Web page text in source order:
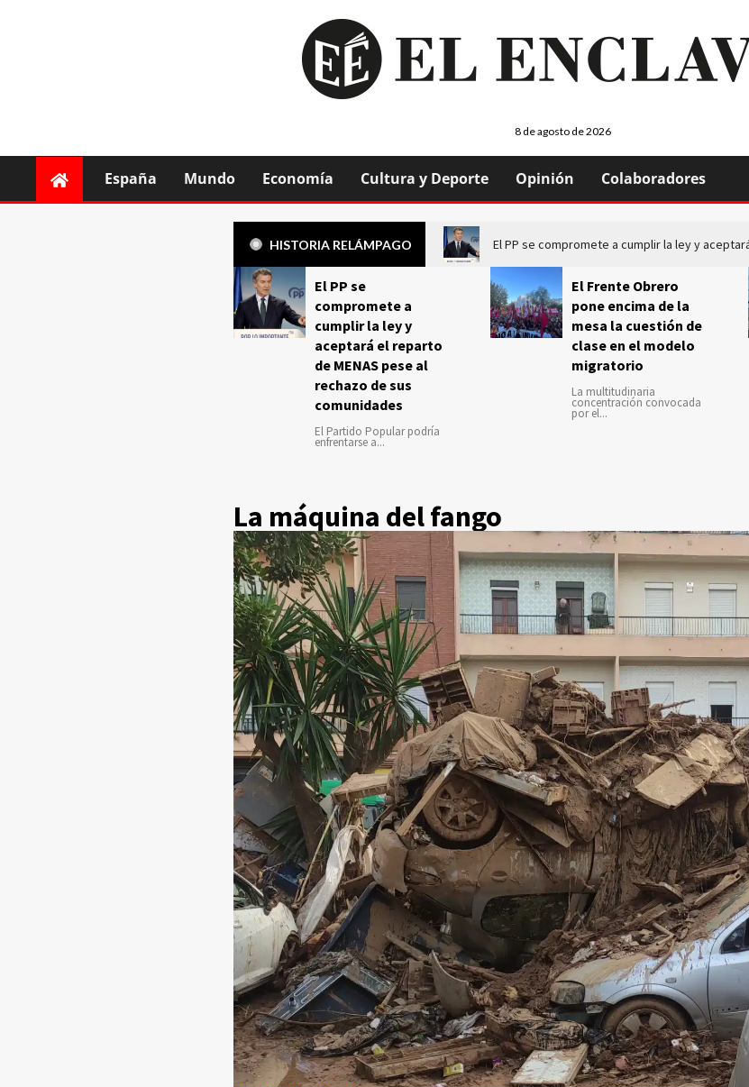
8 de agosto de 2026
España Mundo Economía Cultura y Deporte Opinión Colaboradores
HISTORIA RELÁMPAGO El PP se compromete a cumplir la ley y
El PP se
compromete a
cumplir la ley y
aceptará el reparto
de MENAS pese al
rechazo de sus
comunidades
El Partido Popular podría
enfrentarse a...
El Frente Obrero
pone encima de la
mesa la cuestión de
clase en el modelo
migratorio
La multitudinaria
concentración convocada
por el...
La máquina del fango